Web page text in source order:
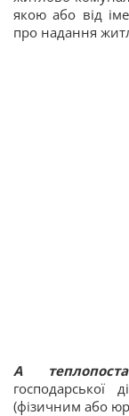
якою або від
про надання
А
господарської
(фізичним або